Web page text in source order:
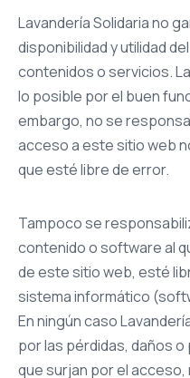
Lavandería Solidaria no
disponibilidad y utilidad
contenidos o servicios.
lo posible por el buen
embargo, no se
acceso a este sitio web
que esté libre de error.
Tampoco se
contenido o software al
de este sitio web, esté
sistema informático
En ningún caso
por las pérdidas, daños
que surjan por el acceso,